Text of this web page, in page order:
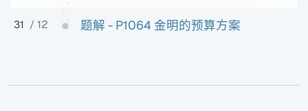
31 / 12 题解 - P1064 金明的预算方案